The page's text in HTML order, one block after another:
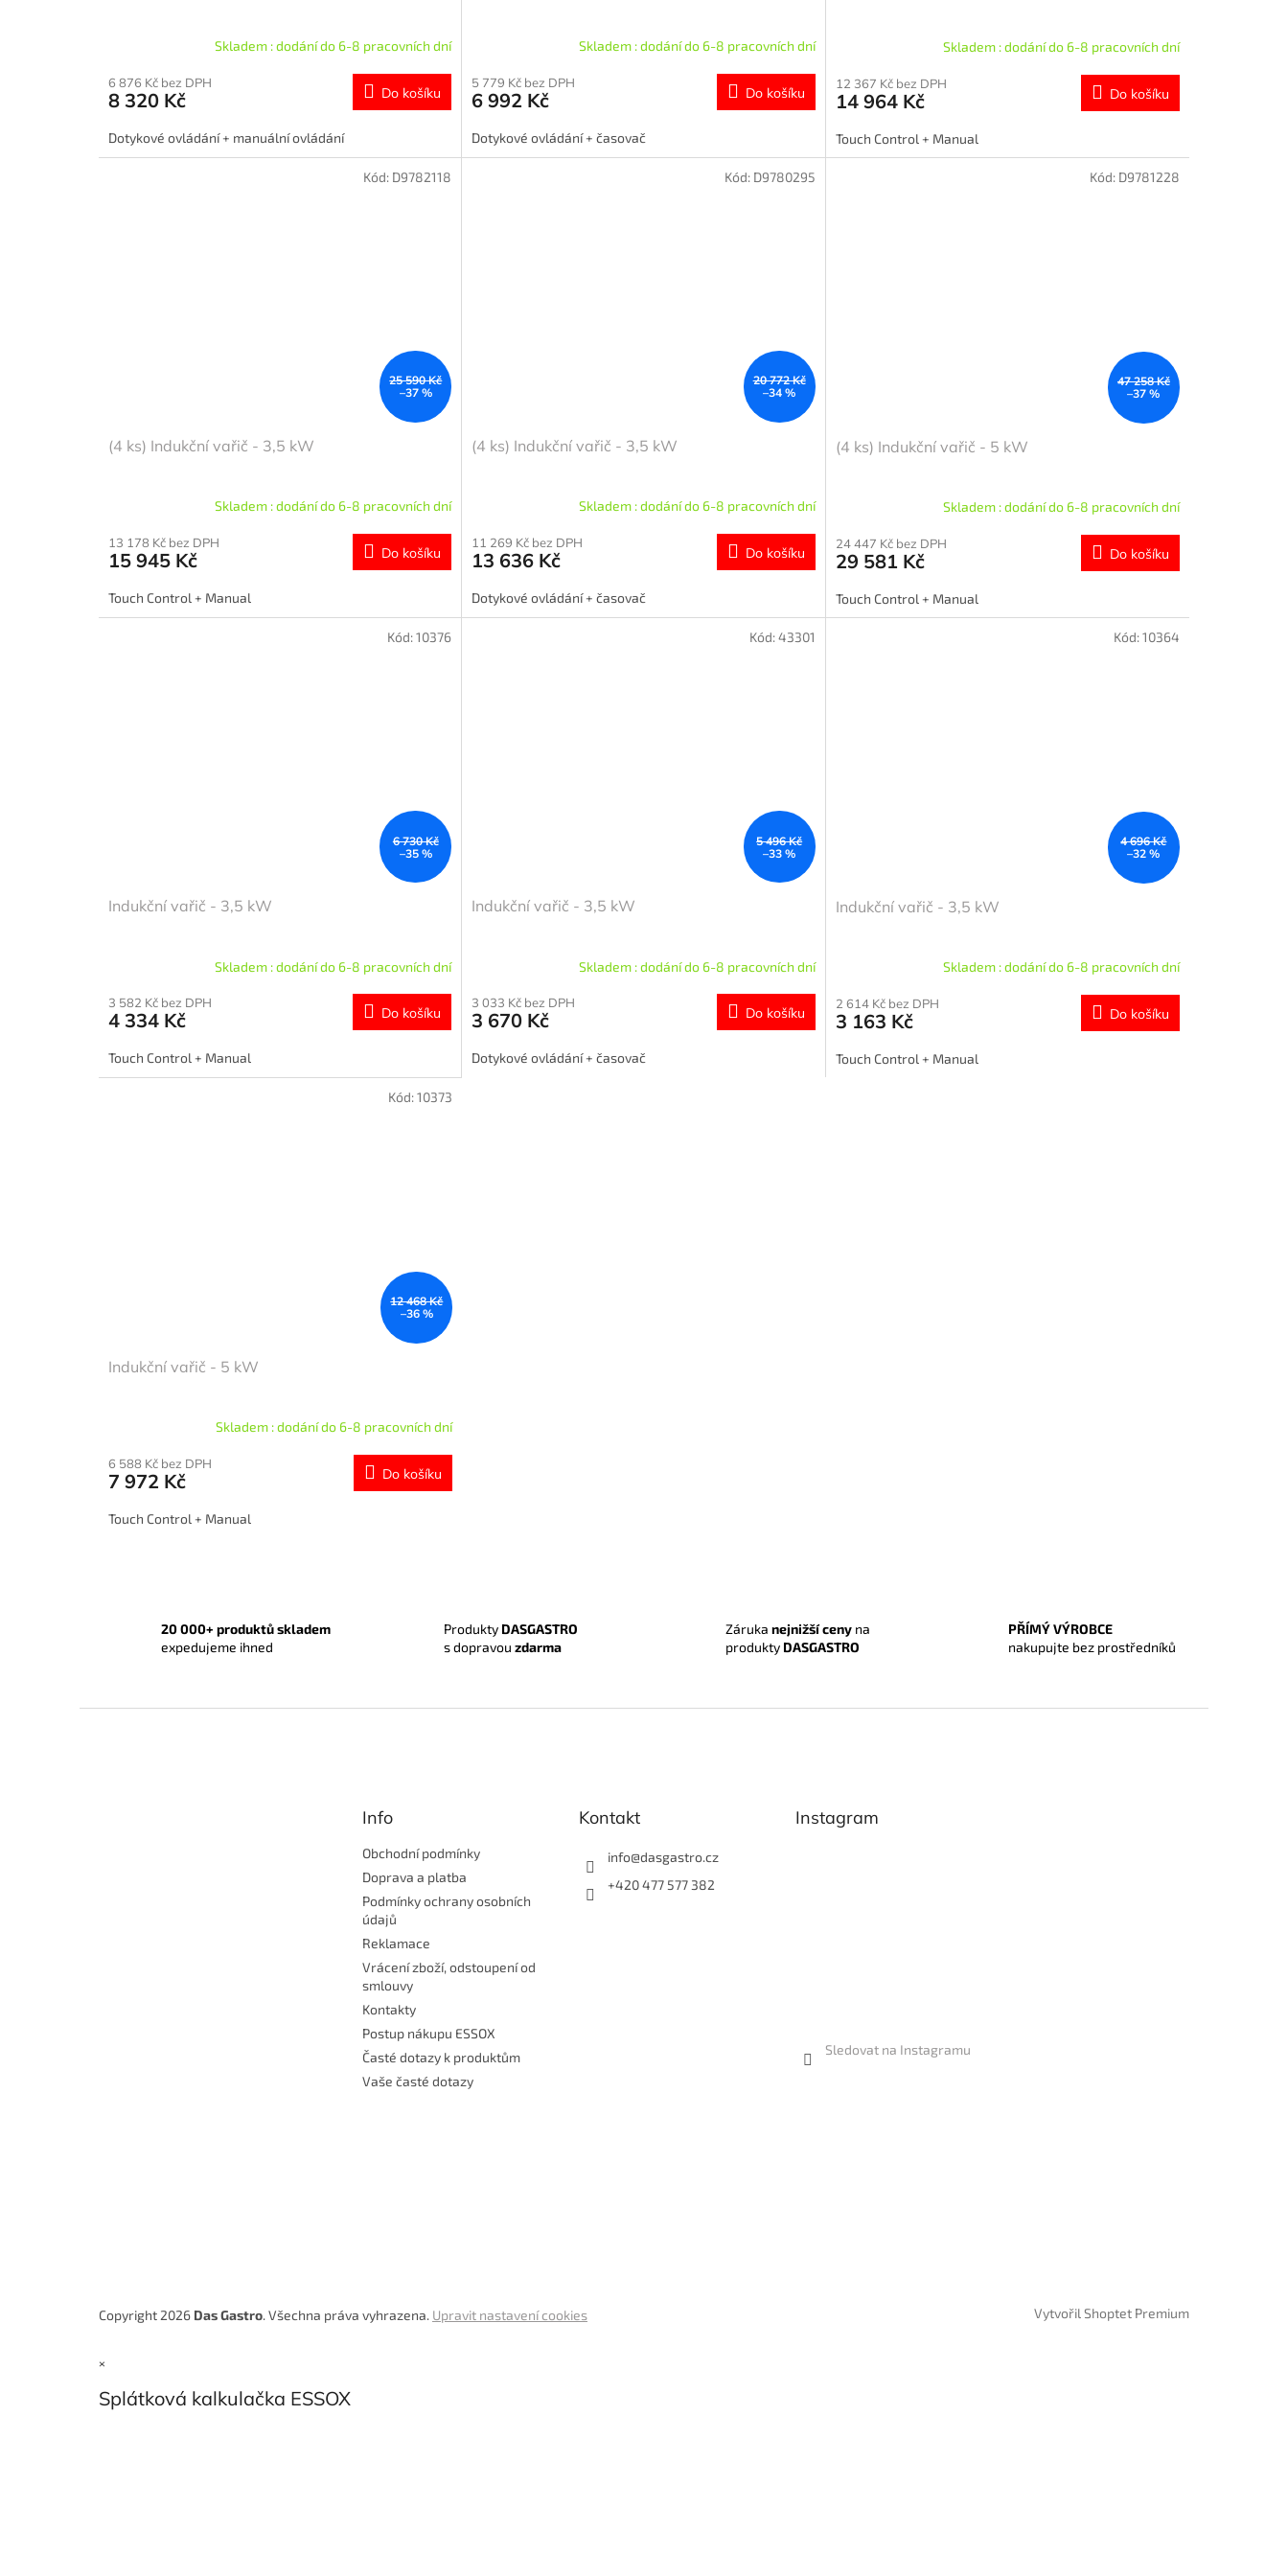
Skladem : dodání do 6-8 pracovních dní
6 876 Kč bez DPH
8 320 Kč Do košíku
Dotykové ovládání + manuální ovládání
Skladem : dodání do 6-8 pracovních dní
5 779 Kč bez DPH
6 992 Kč Do košíku
Dotykové ovládání + časovač
Skladem : dodání do 6-8 pracovních dní
12 367 Kč bez DPH
14 964 Kč Do košíku
Touch Control + Manual
25 590 Kč
–37 %
(4 ks) Indukční vařič - 3,5 kW
Skladem : dodání do 6-8 pracovních dní
13 178 Kč bez DPH
15 945 Kč Do košíku
Touch Control + Manual
Kód: D9782118
20 772 Kč
–34 %
(4 ks) Indukční vařič - 3,5 kW
Skladem : dodání do 6-8 pracovních dní
11 269 Kč bez DPH
13 636 Kč Do košíku
Dotykové ovládání + časovač
Kód: D9780295
47 258 Kč
–37 %
(4 ks) Indukční vařič - 5 kW
Skladem : dodání do 6-8 pracovních dní
24 447 Kč bez DPH
29 581 Kč Do košíku
Touch Control + Manual
Kód: D9781228
6 730 Kč
–35 %
Indukční vařič - 3,5 kW
Skladem : dodání do 6-8 pracovních dní
3 582 Kč bez DPH
4 334 Kč Do košíku
Touch Control + Manual
Kód:10376
5 496 Kč
–33 %
Indukční vařič - 3,5 kW
Skladem : dodání do 6-8 pracovních dní
3 033 Kč bez DPH
3 670 Kč Do košíku
Dotykové ovládání + časovač
Kód:43301
4 696 Kč
–32 %
Indukční vařič - 3,5 kW
Skladem : dodání do 6-8 pracovních dní
2 614 Kč bez DPH
3 163 Kč Do košíku
Touch Control + Manual
Kód:10364
12 468 Kč
–36 %
Indukční vařič - 5 kW
Skladem : dodání do 6-8 pracovních dní
6 588 Kč bez DPH
7 972 Kč Do košíku
Touch Control + Manual
Kód:10373
p
i
u
20 000+ produktů skladem
expedujeme ihned
Produkty DASGASTRO
s dopravou zdarma
Záruka nejnižší ceny na
produkty DASGASTRO
PŘÍMÝ VÝROBCE
nakupujte bez prostředníků
Info
Obchodní podmínky
Doprava a platba
Podmínky ochrany osobních
údajů
Reklamace
Vrácení zboží, odstoupení od
smlouvy
Kontakty
Postup nákupu ESSOX
Časté dotazy k produktům
Vaše časté dotazy
Kontakt
info@dasgastro.cz
+420 477 577 382
Instagram
Sledovat na Instagramu
Vytvořil Shoptet Premium
Copyright 2026 Das Gastro. Všechna práva vyhrazena. Upravit nastavení cookies
×
Splátková kalkulačka ESSOX